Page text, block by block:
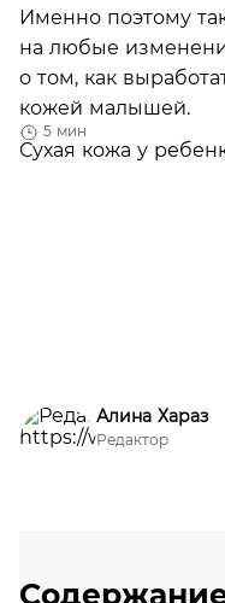
5 мин
Именно поэтому
на любые
о том, как
кожей малышей.
Алина Хараз
Редактор